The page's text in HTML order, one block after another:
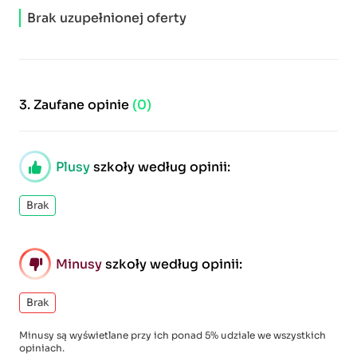
Brak uzupełnionej oferty
3.Zaufane opinie (0)
Plusyszkoły według opinii:
Brak
Minusyszkoły według opinii:
Brak
Minusy są wyświetlane przy ich ponad 5% udziale we wszystkich
opiniach.